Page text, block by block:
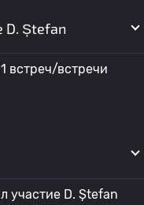
D. Ștefan
встреч/встречи
участие D. Ștefan